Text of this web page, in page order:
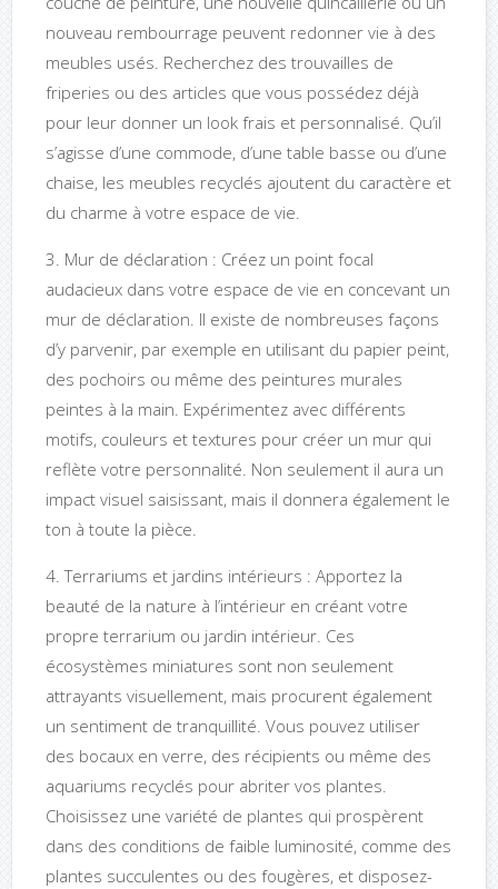
nouveau rembourrage peuvent redonner vie à des
meubles usés. Recherchez des trouvailles de
friperies ou des articles que vous possédez déjà
pour leur donner un look frais et personnalisé. Qu’il
s’agisse d’une commode, d’une table basse ou d’une
chaise, les meubles recyclés ajoutent du caractère et
du charme à votre espace de vie.
3. Mur de déclaration : Créez un point focal
audacieux dans votre espace de vie en concevant un
mur de déclaration. Il existe de nombreuses façons
d’y parvenir, par exemple en utilisant du papier peint,
des pochoirs ou même des peintures murales
peintes à la main. Expérimentez avec différents
motifs, couleurs et textures pour créer un mur qui
reflète votre personnalité. Non seulement il aura un
impact visuel saisissant, mais il donnera également le
ton à toute la pièce.
4. Terrariums et jardins intérieurs : Apportez la
beauté de la nature à l’intérieur en créant votre
propre terrarium ou jardin intérieur. Ces
écosystèmes miniatures sont non seulement
attrayants visuellement, mais procurent également
un sentiment de tranquillité. Vous pouvez utiliser
des bocaux en verre, des récipients ou même des
aquariums recyclés pour abriter vos plantes.
Choisissez une variété de plantes qui prospèrent
dans des conditions de faible luminosité, comme des
plantes succulentes ou des fougères, et disposez-